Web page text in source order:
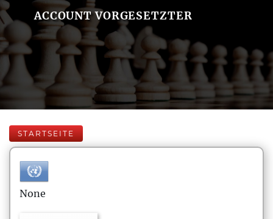
ACCOUNT VORGESETZTER
STARTSEITE
None